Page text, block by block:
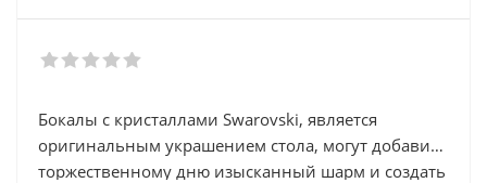
Бокалы с кристаллами Swarovski, является
оригинальным украшением стола, могут добавить
торжественному дню изысканный шарм и создать